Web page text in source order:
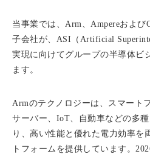
当事業では、Arm、Ampereおよび
子会社が、ASI（Artificial
実現に向けてグループの半導体ビ
ます。
Armのテクノロジーは、スマート
サーバー、IoT、自動車などの多
り、高い性能と優れた電力効率を
トフォームを提供しています。